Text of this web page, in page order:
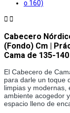
 
Cabecero
(Fondo) Cm |
Cama de 135-
El Cabecero de
para darle un toque
limpias y modernas,
ambiente acogedor
espacio lleno de